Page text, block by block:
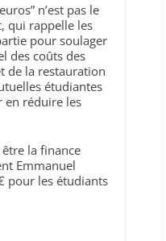
n’est pas le
qui rappelle les
pour soulager
des coûts des
de la restauration
étudiantes
en réduire les
la finance
Emmanuel
pour les étudiants